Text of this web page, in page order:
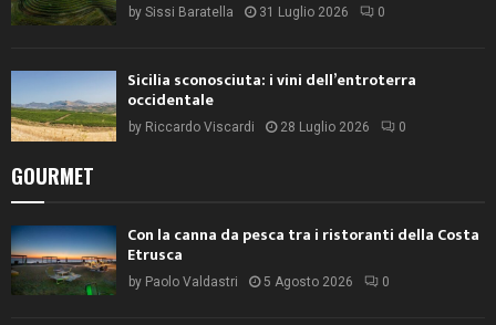
by Sissi Baratella 31 Luglio 2026 0
Sicilia sconosciuta: i vini dell’entroterra
occidentale
by Riccardo Viscardi 28 Luglio 2026 0
GOURMET
Con la canna da pesca tra i ristoranti della Costa
Etrusca
by Paolo Valdastri 5 Agosto 2026 0